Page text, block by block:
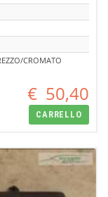
CROMATO
€ 50,40
CARRELLO